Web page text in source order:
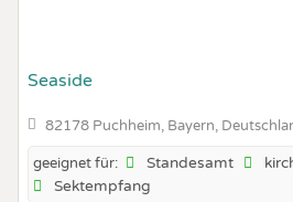
Seaside
82178 Puchheim, Bayern,
geeignet für: Standesamt
Sektempfang